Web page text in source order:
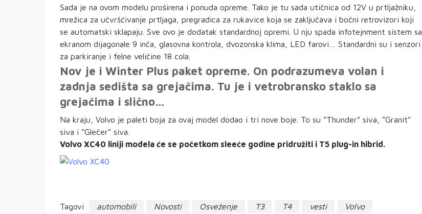
Sada je na ovom modelu proširena i ponuda opreme. Tako je tu sada utičnica od 12V u prtljažniku,
mrežica za učvršćivanje prtljaga, pregradica za rukavice koja se zaključava i bočni retrovizori koji
se automatski sklapaju. Sve ovo je dodatak standardnoj opremi. U nju spada infotejnment sistem sa
ekranom dijagonale 9 inča, glasovna kontrola, dvozonska klima, LED farovi… Standardni su i senzori
za parkiranje i felne veličine 18 cola.
Nov je i Winter Plus paket opreme. On podrazumeva volan i
zadnja sedišta sa grejačima. Tu je i vetrobransko staklo sa
grejačima i slično…
Na kraju, Volvo je paleti boja za ovaj model dodao i tri nove boje. To su “Thunder” siva, “Granit”
siva i “Glečer” siva.
Volvo XC40 liniji modela će se početkom sleeće godine pridružiti i T5 plug-in hibrid.
Tagovi automobili Novosti Osveženje T3 T4 vesti
Volvo